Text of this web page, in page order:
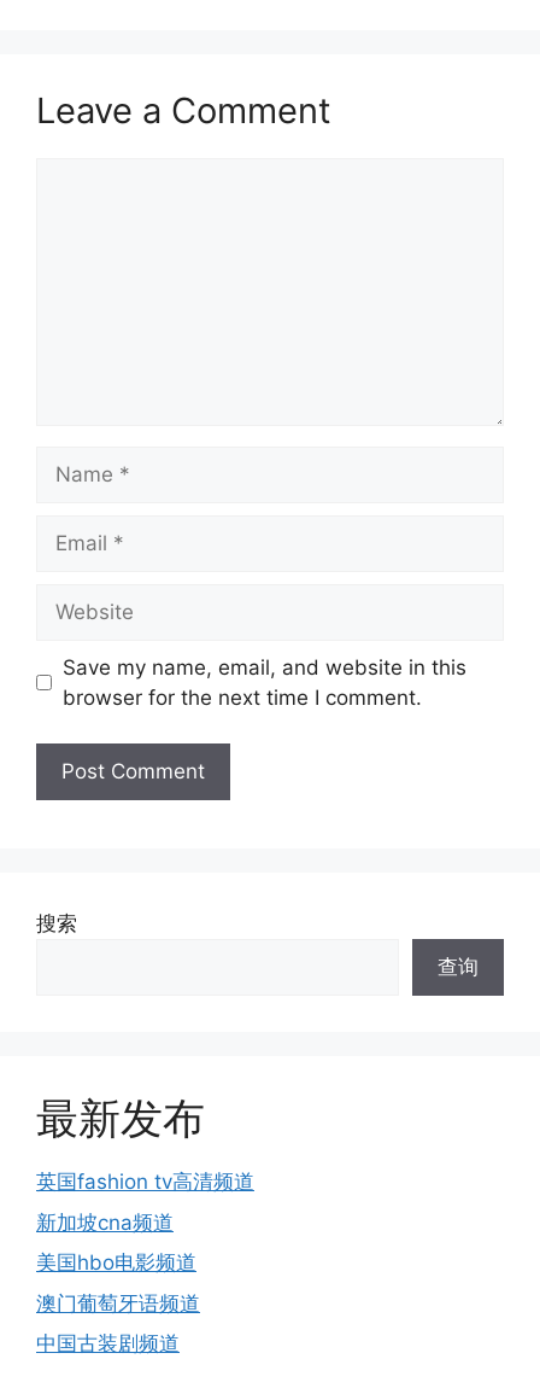
Leave a Comment
Save my name, email, and website in this
browser for the next time I comment.
搜索
查询
最新发布
英国fashion tv高清频道
新加坡cna频道
美国hbo电影频道
澳门葡萄牙语频道
中国古装剧频道